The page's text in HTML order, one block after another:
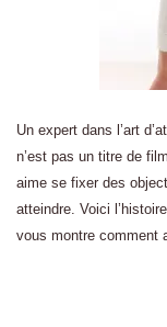
Un expert dans l’art
n’est pas un titre de
aime se fixer des
atteindre. Voici
vous montre comment